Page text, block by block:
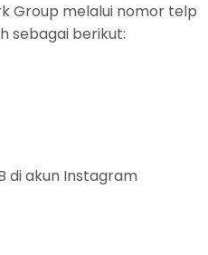
Group melalui nomor telp
sebagai berikut:
di akun Instagram